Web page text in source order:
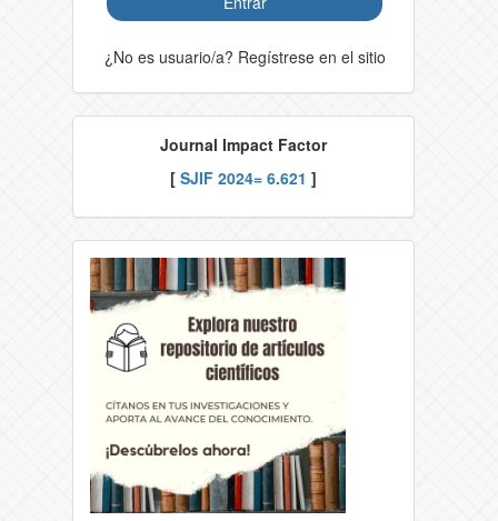
¿No es usuario/a? Regístrese en el sitio
Journal Impact Factor
[ SJIF 2024= 6.621 ]